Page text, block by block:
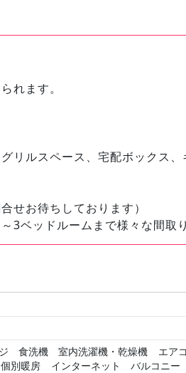
れます。
ルスペース、宅配ボックス
せお待ちしております）
ベッドルームまで様々な間取
食洗機 室内洗濯機・乾燥機 エア
個別暖房 インターネット バルコニー